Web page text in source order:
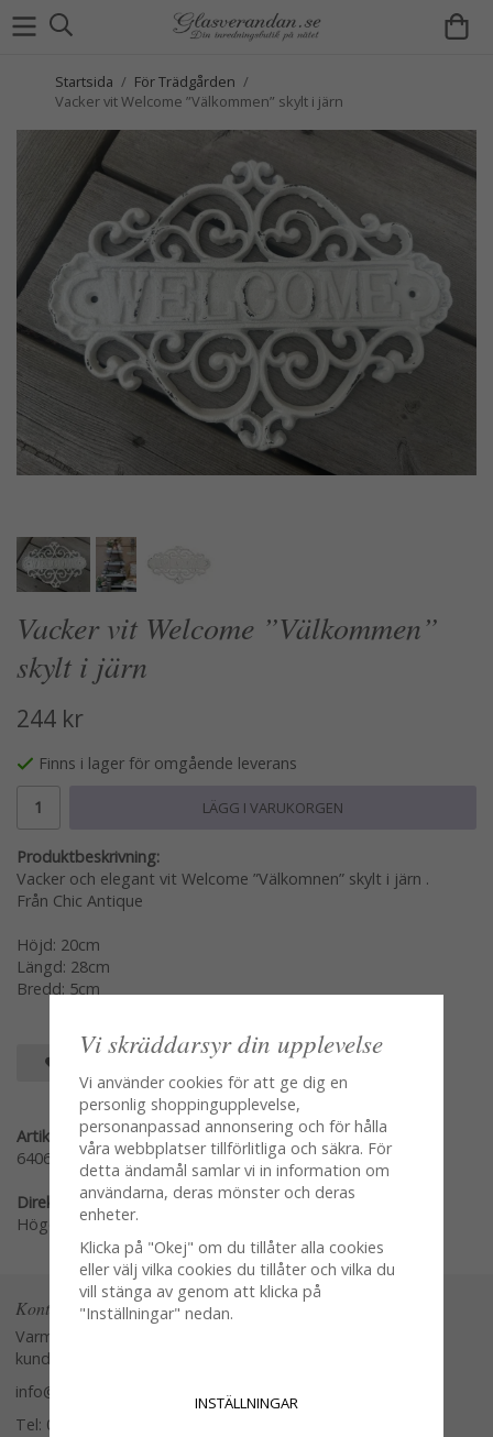
Startsida / För Trädgården /
Vacker vit Welcome ”Välkommen” skylt i järn
Vacker vit Welcome ”Välkommen”
skylt i järn
244 kr
Finns i lager för omgående leverans
LÄGG I VARUKORGEN
Produktbeskrivning:
Vacker och elegant vit Welcome ”Välkomnen” skylt i järn .
Från Chic Antique
Höjd: 20cm
Längd: 28cm
Bredd: 5cm
Artikelnummer:
64061319
Direktlänk:
Högerklicka och kopiera adressen
Kontakta oss
Varmt välkommen att kontakta vår
kundtjänst.
info@glasverandan.se
Tel: 079-3495968
Vi skräddarsyr din upplevelse
Vi använder cookies för att ge dig en
personlig shoppingupplevelse,
personanpassad annonsering och för hålla
våra webbplatser tillförlitliga och säkra. För
detta ändamål samlar vi in information om
användarna, deras mönster och deras
enheter.
Klicka på "Okej" om du tillåter alla cookies
eller välj vilka cookies du tillåter och vilka du
vill stänga av genom att klicka på
"Inställningar" nedan.
INSTÄLLNINGAR